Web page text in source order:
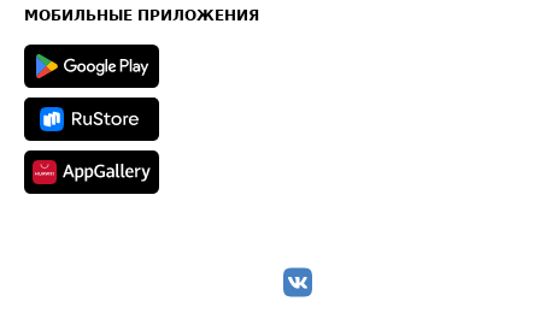
Техническая информация
МОБИЛЬНЫЕ ПРИЛОЖЕНИЯ